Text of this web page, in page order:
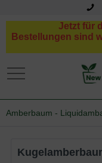
Jetzt für
Bestellungen sind
Amberbaum -